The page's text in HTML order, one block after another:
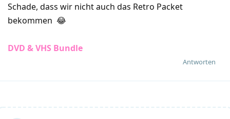
Schade, dass wir nicht auch das Retro Packet
bekommen 😂
DVD & VHS Bundle
Antworten